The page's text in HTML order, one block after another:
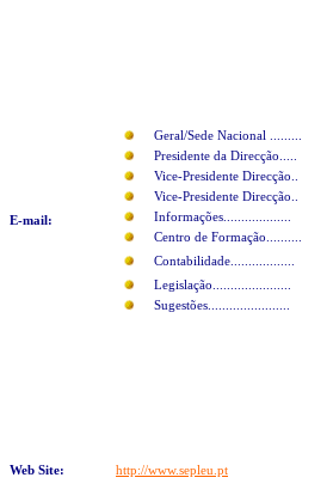
E-mail:
Geral/Sede Nacional .........
Presidente da Direcção.....
Vice-Presidente Direcção..
Vice-Presidente Direcção..
Informações...................
Centro de Formação..........
Contabilidade..................
Legislação......................
Sugestões.......................
Web Site: http://www.sepleu.pt